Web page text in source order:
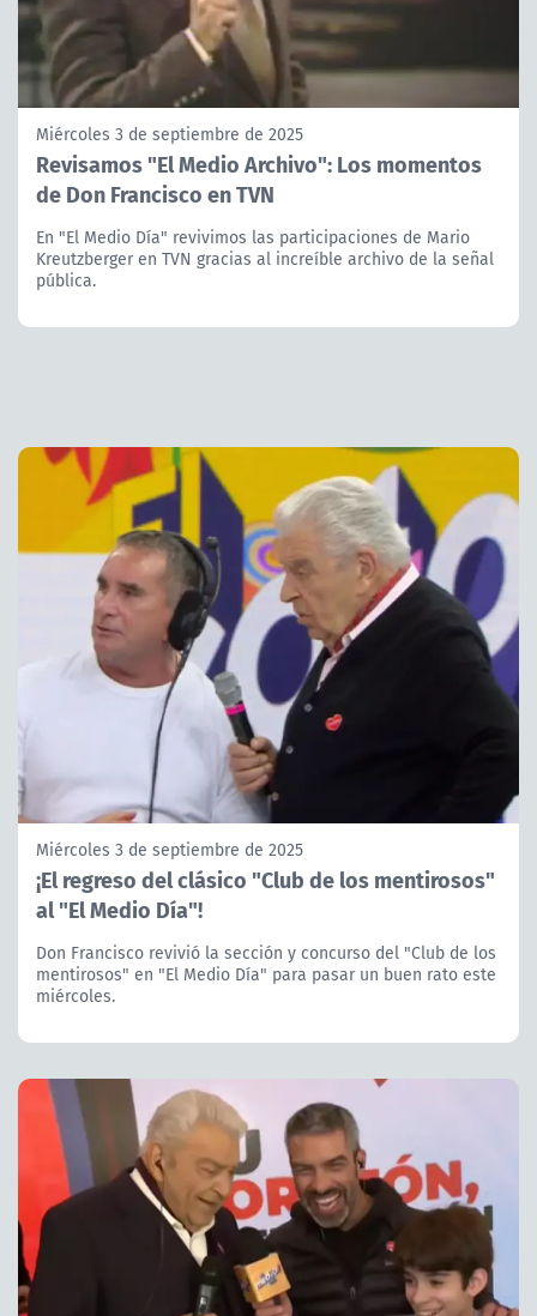
Miércoles 3 de septiembre de 2025
Revisamos "El Medio Archivo": Los momentos
de Don Francisco en TVN
En "El Medio Día" revivimos las participaciones de Mario
Kreutzberger en TVN gracias al increíble archivo de la señal
pública.
Miércoles 3 de septiembre de 2025
¡El regreso del clásico "Club de los mentirosos"
al "El Medio Día"!
Don Francisco revivió la sección y concurso del "Club de los
mentirosos" en "El Medio Día" para pasar un buen rato este
miércoles.